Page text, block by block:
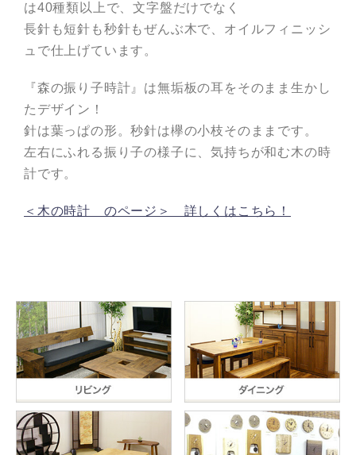
は40種類以上で、文字盤だけでなく
長針も短針も秒針もぜんぶ木で、オイルフィニッシ
ュで仕上げています。
『森の振り子時計』は無垢板の耳をそのまま生かし
たデザイン！
針は葉っぱの形。秒針は欅の小枝そのままです。
左右にふれる振り子の様子に、気持ちが和む木の時
計です。
＜木の時計 のページ＞ 詳しくはこちら！